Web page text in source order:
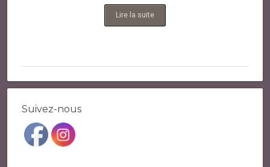
Lire la suite
Suivez-nous